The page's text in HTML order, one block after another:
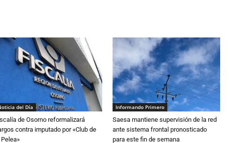
del Día
de Osorno reformalizará
contra imputado por «Club de
Pelea»
Informando Primero
Saesa mantiene supervisión de la red
ante sistema frontal pronosticado
para este fin de semana